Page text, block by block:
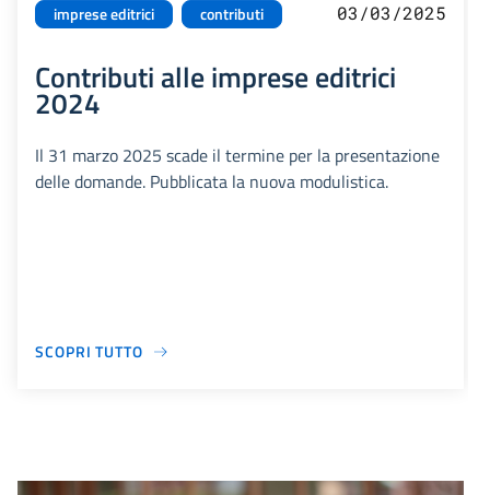
imprese editrici contributi 03/03/2025
Contributi alle imprese editrici
2024
Il 31 marzo 2025 scade il termine per la presentazione
delle domande. Pubblicata la nuova modulistica.
SCOPRI TUTTO